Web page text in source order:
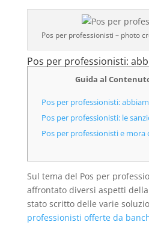
Pos per professionisti – photo
Pos per professionisti:
Guida al
Pos per professionisti:
Pos per professionisti: le
Pos per professionisti e mora
Sul tema del Pos per
affrontato diversi aspetti
stato scritto delle varie
professionisti offerte da